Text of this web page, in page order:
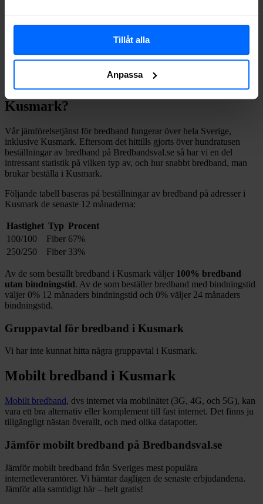
Tillåt alla
Anpassa
göra en snabb sökning här:
Sök
Vilket fast bredband väljer man i
Kusmark?
Vår jämförelsetjänst för bredband fungerar över hela Sverige,
inklusive Kusmark. Eftersom det hittills gjorts över hundratusen
beställningar av bredband på Bredbandsval.se så har vi en del
intressant statistik på vilken typ av, och hur snabbt bredband, man
brukar beställa i Kusmark.
Följande tabell baseras på beställningar av bredband på adresser i
Kusmark de senaste 12 månaderna:
Hastighet Typ Procent
100/100
Fiber 67%
250/250
Fiber 33%
Av de som beställt bredband i Kusmark väljer 100% bredband
utan bindningstid. Av de som beställer bredband med bindningstid
väljer 0% 12 månaders bindningstid och 0% väljer 24 månaders
bindningstid.
Gruppavtal för bredband i Kusmark
Vi har inte kunnat hitta några gruppavtal i Kusmark.
Mobilt bredband i Kusmark
Mobilt bredband, dvs internet via mobilnätet (3G, 4G, och 5G), kan
vara ett bra alternativ eller komplement till fast internet. Det finns ju
tillgängligt nästan överallt, och med olika datapotter.
Jämför mobilt bredband på Bredbandsval.se
Jämför mobilt bredband från Sveriges mest populära
internetleverantörer. Vi hämtar dagligen de senaste erbjudandena.
Jämför alla samtidigt här – helt gratis!